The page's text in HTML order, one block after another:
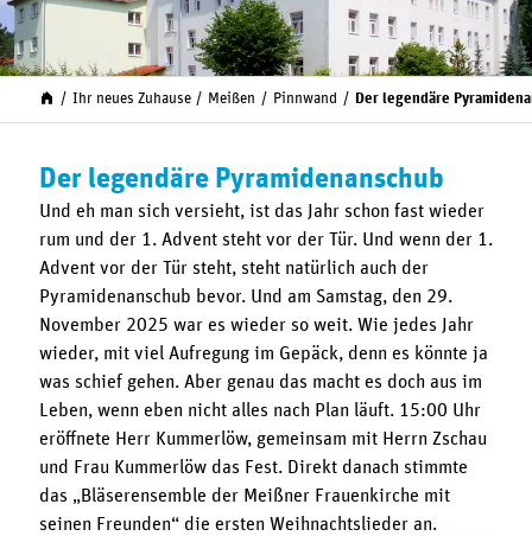
Ihr neues Zuhause Meißen Pinnwand Der legendäre
Der legendäre Pyramidenanschub
Und eh man sich versieht, ist das Jahr schon fast wieder
rum und der 1. Advent steht vor der Tür. Und wenn der 1.
Advent vor der Tür steht, steht natürlich auch der
Pyramidenanschub bevor. Und am Samstag, den 29.
November 2025 war es wieder so weit. Wie jedes Jahr
wieder, mit viel Aufregung im Gepäck, denn es könnte ja
was schief gehen. Aber genau das macht es doch aus im
Leben, wenn eben nicht alles nach Plan läuft. 15:00 Uhr
eröffnete Herr Kummerlöw, gemeinsam mit Herrn Zschau
und Frau Kummerlöw das Fest. Direkt danach stimmte
das „Bläserensemble der Meißner Frauenkirche mit
seinen Freunden“ die ersten Weihnachtslieder an.